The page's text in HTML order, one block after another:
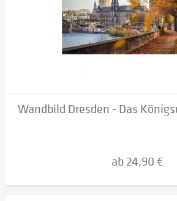
Wandbild Dresden - Das
ab 24,90 €